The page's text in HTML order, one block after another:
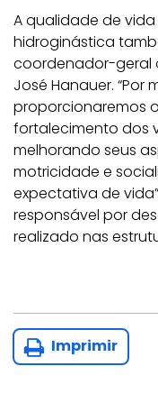
A qualidade de
hidroginástica
coordenador-geral
José Hanauer. “Por
proporcionaremos
fortalecimento dos
melhorando seus
motricidade e
expectativa de
responsável por
realizado nas
Imprimir